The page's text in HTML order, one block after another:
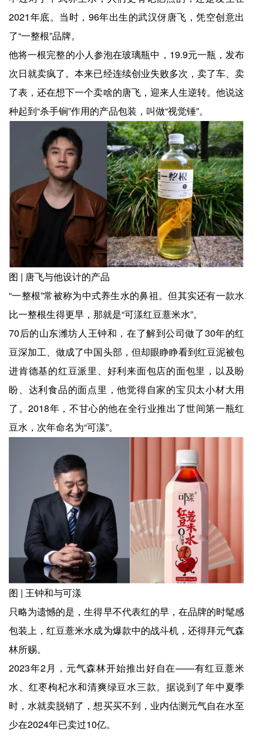
2021年底。当时，96年出生的武汉伢唐飞，凭空创意出
了“一整根”品牌。
他将一根完整的小人参泡在玻璃瓶中，19.9元一瓶，发布
次日就卖疯了。本来已经连续创业失败多次，卖了车、卖
了表，还在想下一个卖啥的唐飞，迎来人生逆转。他说这
种起到“杀手锏”作用的产品包装，叫做“视觉锤”。
图 | 唐飞与他设计的产品
“一整根”常被称为中式养生水的鼻祖。但其实还有一款水
比一整根生得更早，那就是“可漾红豆薏米水”。
70后的山东潍坊人王钟和，在了解到公司做了30年的红
豆深加工、做成了中国头部，但却眼睁睁看到红豆泥被包
进肯德基的红豆派里、好利来面包店的面包里，以及盼
盼、达利食品的面点里，他觉得自家的宝贝太小材大用
了。2018年，不甘心的他在全行业推出了世间第一瓶红
豆水，次年命名为“可漾”。
图 | 王钟和与可漾
只略为遗憾的是，生得早不代表红的早，在品牌的时髦感
包装上，红豆薏米水成为爆款中的战斗机，还得拜元气森
林所赐。
2023年2月，元气森林开始推出好自在——有红豆薏米
水、红枣枸杞水和清爽绿豆水三款。据说到了年中夏季
时，水就卖脱销了，想买买不到，业内估测元气自在水至
少在2024年已卖过10亿。